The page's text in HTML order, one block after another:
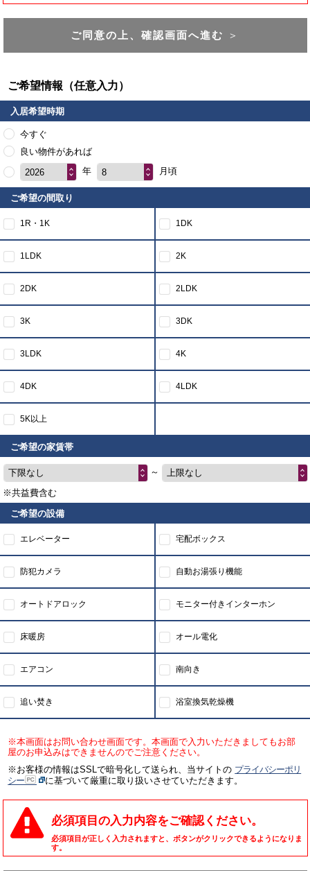
ご同意の上、確認画面へ進む ＞
ご希望情報（任意入力）
入居希望時期
今すぐ
良い物件があれば
2026
年 8 月頃
ご希望の間取り
1R・1K 1DK
1LDK 2K
2DK 2LDK
3K 3DK
3LDK 4K
4DK 4LDK
5K以上
ご希望の家賃帯
下限なし ～
上限なし
※共益費含む
ご希望の設備
エレベーター 宅配ボックス
防犯カメラ 自動お湯張り機能
オートドアロック モニター付きインターホン
床暖房 オール電化
エアコン 南向き
追い焚き 浴室換気乾燥機
※本画面はお問い合わせ画面です。本画面で入力いただきましてもお部
屋のお申込みはできませんのでご注意ください。
※お客様の情報はSSLで暗号化して送られ、当サイトの プライバシーポリ
シー
に基づいて厳重に取り扱いさせていただきます。
必須項目の入力内容をご確認ください。
必須項目が正しく入力されますと、ボタンがクリックできるようになりま
す。